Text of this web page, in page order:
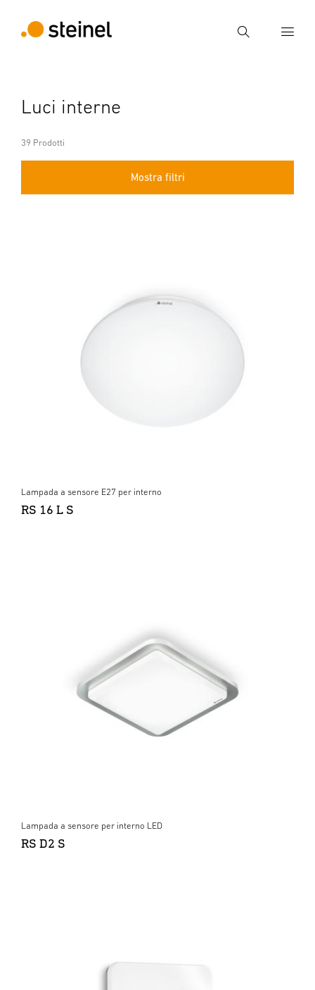
Ricerca
Ricerca
Luci interne
39 Prodotti
Mostra filtri
Lampada a sensore E27 per interno
RS 16 L S
Lampada a sensore per interno LED
RS D2 S